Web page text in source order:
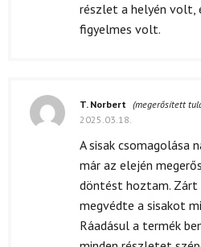
részlet a helyén volt,
figyelmes volt.
T. Norbert (megerősített
2025.03.18.
A sisak csomagolása
már az elején
döntést hoztam. Zárt
megvédte a sisakot
Ráadásul a termék